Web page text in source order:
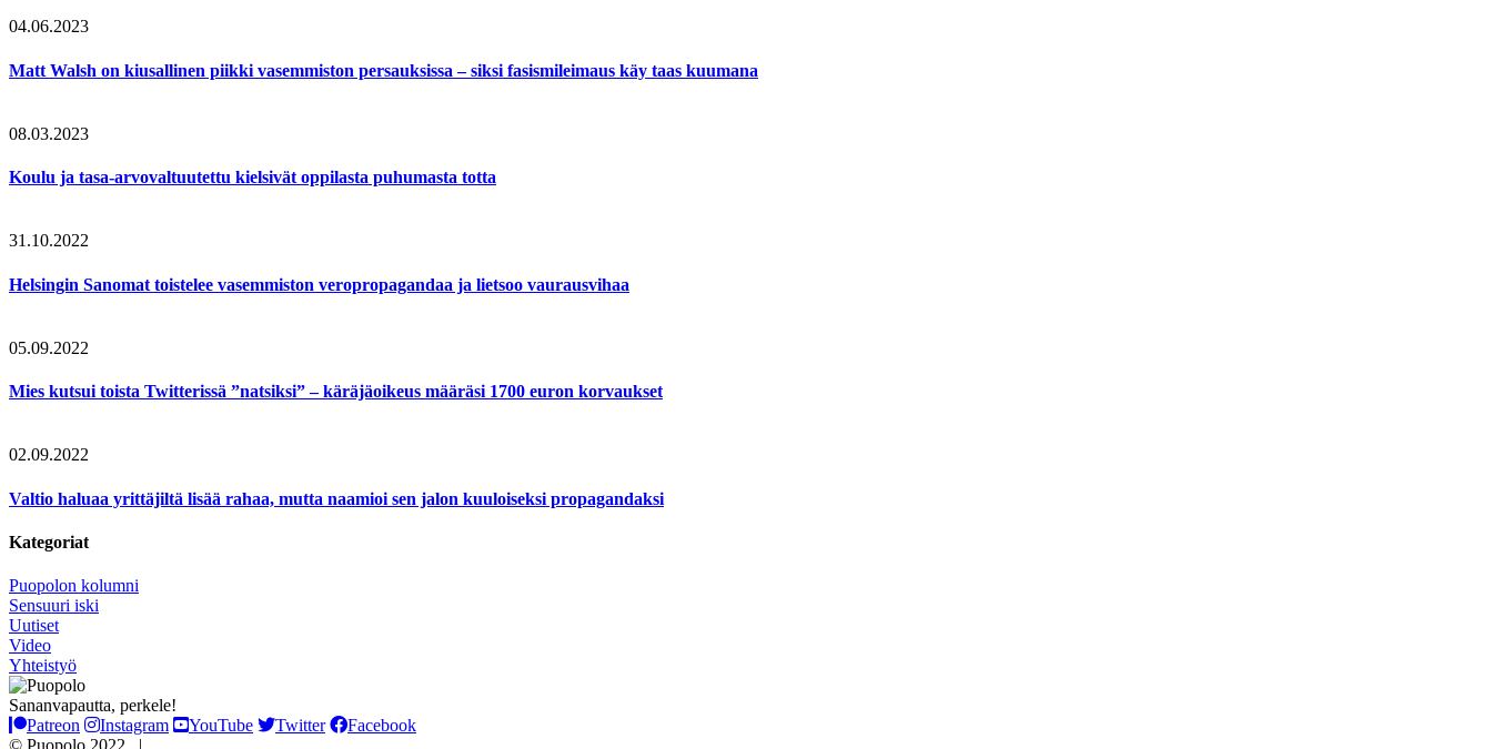
04.06.2023
Matt Walsh on kiusallinen piikki vasemmiston persauksissa – siksi fasismileimaus käy taas kuumana
08.03.2023
Koulu ja tasa-arvovaltuutettu kielsivät oppilasta puhumasta totta
31.10.2022
Helsingin Sanomat toistelee vasemmiston veropropagandaa ja lietsoo vaurausvihaa
05.09.2022
Mies kutsui toista Twitterissä ”natsiksi” – käräjäoikeus määräsi 1700 euron korvaukset
02.09.2022
Valtio haluaa yrittäjiltä lisää rahaa, mutta naamioi sen jalon kuuloiseksi propagandaksi
Kategoriat
Puopolon kolumni
Sensuuri iski
Uutiset
Video
Yhteistyö
Sananvapautta, perkele!
Patreon
Instagram YouTube Twitter
Facebook